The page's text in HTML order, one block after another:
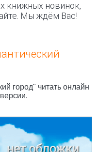
книжных новинок,
Мы ждём Вас!
город" читать онлайн